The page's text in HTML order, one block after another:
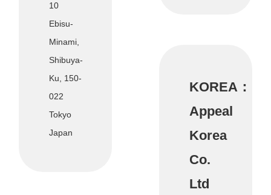
10
Ebisu-
Minami,
Shibuya-
Ku, 150-
022
Tokyo
Japan
KOREA：
Appeal
Korea
Co.
Ltd